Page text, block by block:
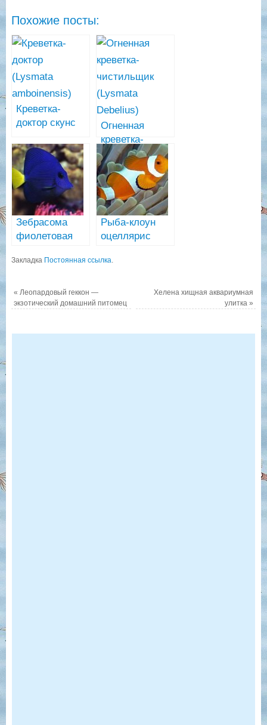
Похожие посты:
Креветка-
доктор скунс
amboinensis)
Огненная
креветка-
чистильщик
(Lysmata
Debelius)
Зебрасома
фиолетовая
содержание в
Рыба-клоун
оцеллярис
ocellaris) —
содержание,
уход
Закладка Постоянная ссылка.
« Леопардовый геккон —
экзотический домашний питомец
Хелена хищная аквариумная
улитка»